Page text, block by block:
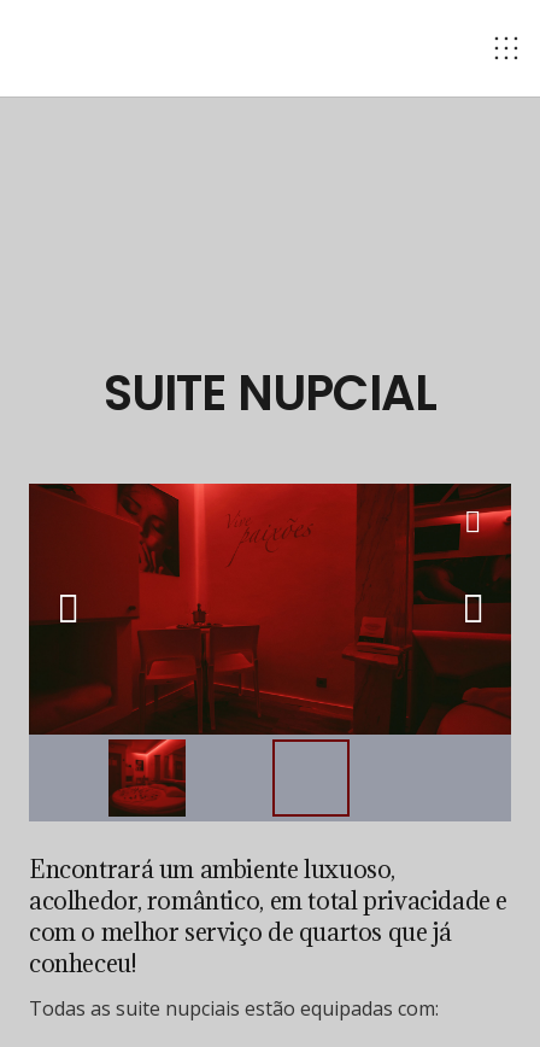
SUITE NUPCIAL
Encontrará um ambiente luxuoso,
acolhedor, romântico, em total privacidade e
com o melhor serviço de quartos que já
conheceu!
Todas as suite nupciais estão equipadas com: